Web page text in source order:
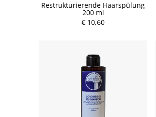
Restrukturierende Haarspülung
200 ml
€ 10,60